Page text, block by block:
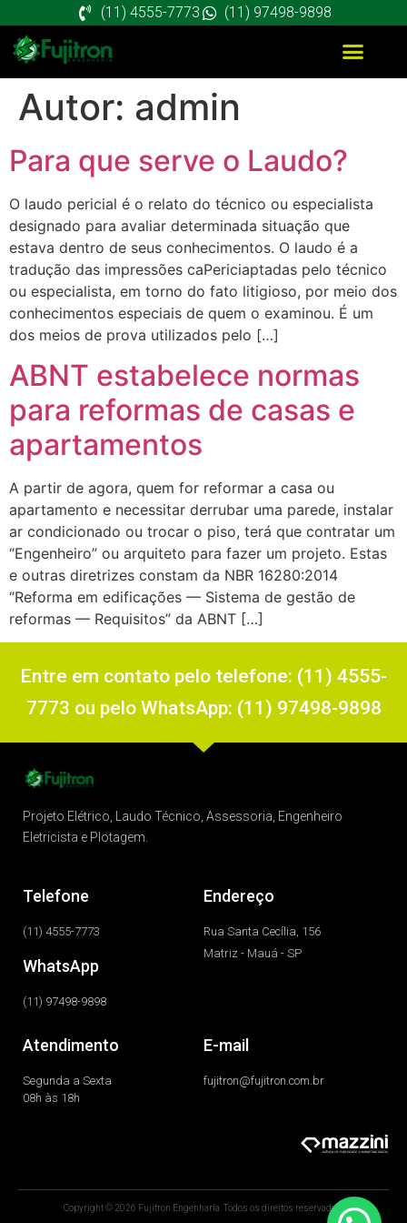
(11) 4555-7773 (11) 97498-9898
Autor: admin
Para que serve o Laudo?
O laudo pericial é o relato do técnico ou especialista
designado para avaliar determinada situação que
estava dentro de seus conhecimentos. O laudo é a
tradução das impressões caPericiaptadas pelo técnico
ou especialista, em torno do fato litigioso, por meio dos
conhecimentos especiais de quem o examinou. É um
dos meios de prova utilizados pelo […]
ABNT estabelece normas
para reformas de casas e
apartamentos
A partir de agora, quem for reformar a casa ou
apartamento e necessitar derrubar uma parede, instalar
ar condicionado ou trocar o piso, terá que contratar um
“Engenheiro” ou arquiteto para fazer um projeto. Estas
e outras diretrizes constam da NBR 16280:2014
“Reforma em edificações — Sistema de gestão de
reformas — Requisitos” da ABNT […]
Entre em contato pelo telefone: (11) 4555-
7773 ou pelo WhatsApp: (11) 97498-9898
Projeto Elétrico, Laudo Técnico, Assessoria, Engenheiro
Eletricista e Plotagem.
Telefone
(11) 4555-7773
WhatsApp
(11) 97498-9898
Endereço
Rua Santa Cecília, 156
Matriz - Mauá - SP
Atendimento
Segunda a Sexta
08h às 18h
E-mail
fujitron@fujitron.com.br
Copyright © 2026 Fujitron Engenharia. Todos os direitos reservados.